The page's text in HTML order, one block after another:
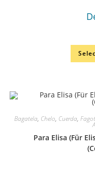
Bagatela, Chelo, Cuerda, Fagot
Para Elisa (Für